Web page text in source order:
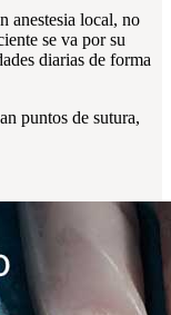
anestesia local, no
se va por su
diarias de forma
puntos de sutura,